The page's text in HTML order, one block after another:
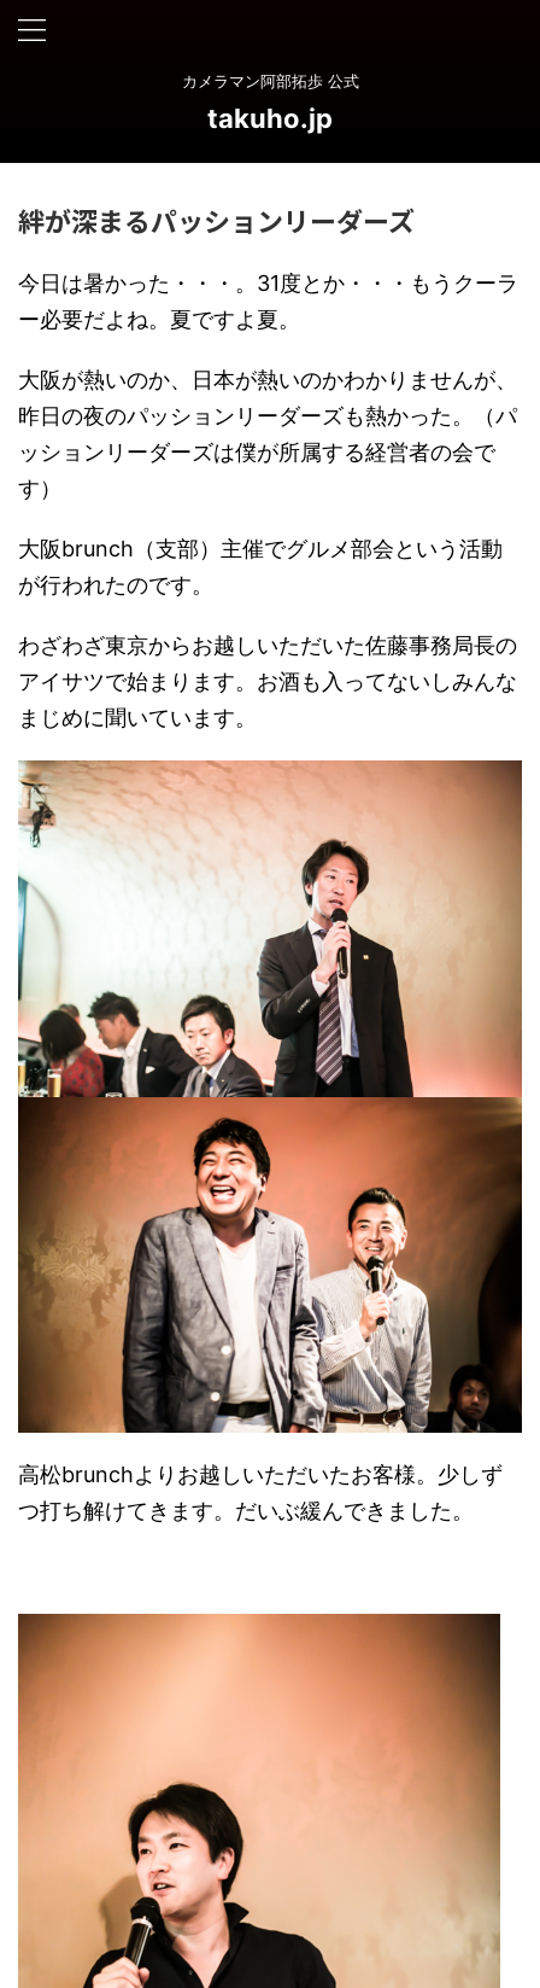
カメラマン阿部拓歩 公式
takuho.jp
絆が深まるパッションリーダーズ
今日は暑かった・・・。31度とか・・・もうクーラ
ー必要だよね。夏ですよ夏。
大阪が熱いのか、日本が熱いのかわかりませんが、
昨日の夜のパッションリーダーズも熱かった。（パ
ッションリーダーズは僕が所属する経営者の会で
す）
大阪brunch（支部）主催でグルメ部会という活動
が行われたのです。
わざわざ東京からお越しいただいた佐藤事務局長の
アイサツで始まります。お酒も入ってないしみんな
まじめに聞いています。
高松brunchよりお越しいただいたお客様。少しず
つ打ち解けてきます。だいぶ緩んできました。